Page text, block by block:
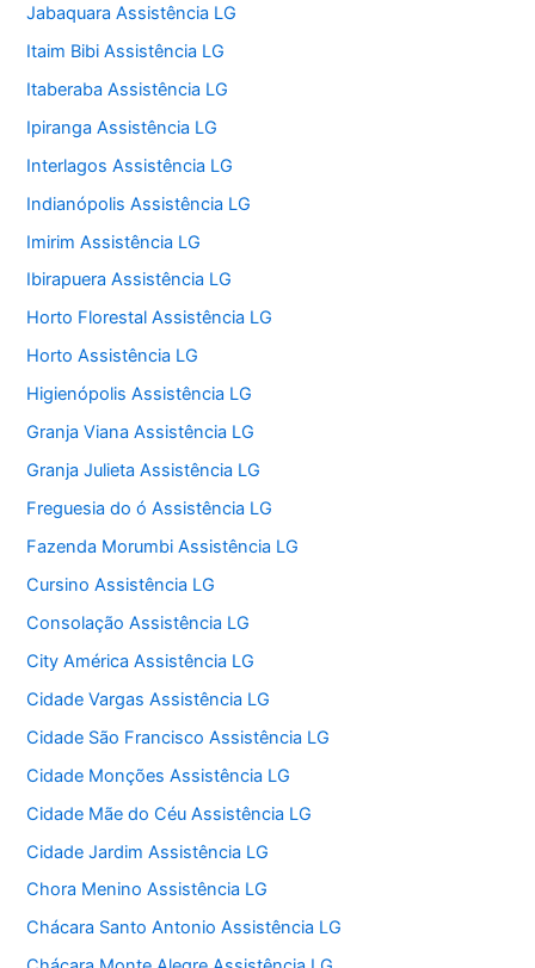
Jabaquara Assistência LG
Itaim Bibi Assistência LG
Itaberaba Assistência LG
Ipiranga Assistência LG
Interlagos Assistência LG
Indianópolis Assistência LG
Imirim Assistência LG
Ibirapuera Assistência LG
Horto Florestal Assistência LG
Horto Assistência LG
Higienópolis Assistência LG
Granja Viana Assistência LG
Granja Julieta Assistência LG
Freguesia do ó Assistência LG
Fazenda Morumbi Assistência LG
Cursino Assistência LG
Consolação Assistência LG
City América Assistência LG
Cidade Vargas Assistência LG
Cidade São Francisco Assistência LG
Cidade Monções Assistência LG
Cidade Mãe do Céu Assistência LG
Cidade Jardim Assistência LG
Chora Menino Assistência LG
Chácara Santo Antonio Assistência LG